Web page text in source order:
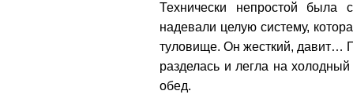
Технически непростой
надевали целую систему,
туловище. Он жесткий, давит…
разделась и легла на
обед.